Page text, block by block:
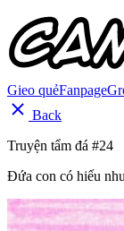
Gieo quẻFanpage
Back
Truyện tẩm đá #24
Đứa con có hiếu